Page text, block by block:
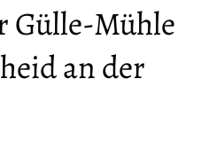
Gülle-Mühle
an der